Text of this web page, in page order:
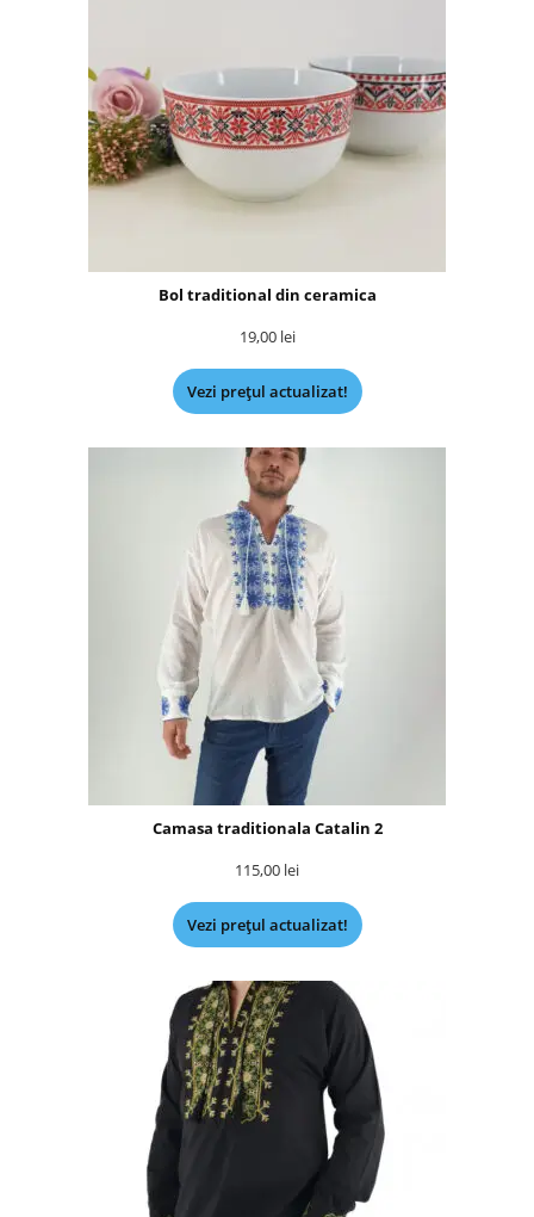
Bol traditional din ceramica
19,00 lei
Vezi prețul actualizat!
Camasa traditionala Catalin 2
115,00 lei
Vezi prețul actualizat!